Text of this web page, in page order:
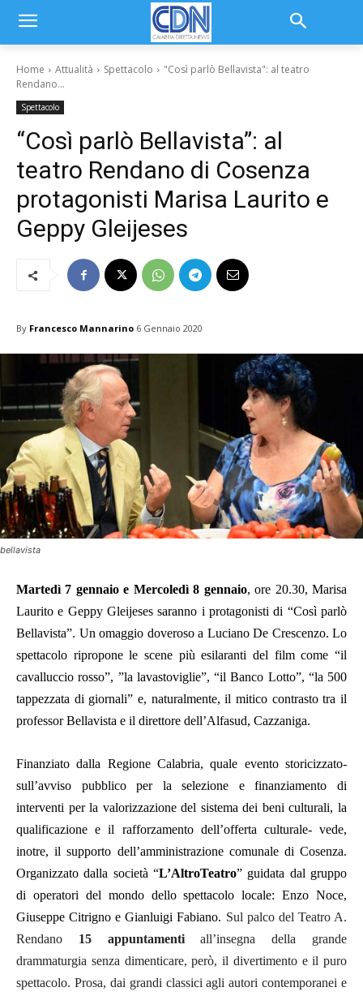
Home Attualità Spettacolo
"Così parlò Bellavista": al teatro
Rendano...
Spettacolo
“Così parlò Bellavista”: al
teatro Rendano di Cosenza
protagonisti Marisa Laurito e
Geppy Gleijeses
By Francesco Mannarino 6 Gennaio 2020
bellavista
Martedì 7 gennaio e Mercoledì 8 gennaio, ore 20.30, Marisa
Laurito e Geppy Gleijeses saranno i protagonisti di “Così parlò
Bellavista”. Un omaggio doveroso a Luciano De Crescenzo. Lo
spettacolo ripropone le scene più esilaranti del film come “il
cavalluccio rosso”, ”la lavastoviglie”, “il Banco Lotto”, “la 500
tappezzata di giornali” e, naturalmente, il mitico contrasto tra il
professor Bellavista e il direttore dell’Alfasud, Cazzaniga.
Finanziato dalla Regione Calabria, quale evento storicizzato-
sull’avviso pubblico per la selezione e finanziamento di
interventi per la valorizzazione del sistema dei beni culturali, la
qualificazione e il rafforzamento dell’offerta culturale- vede,
inotre, il supporto dell’amministrazione comunale di Cosenza.
Organizzato dalla società “L’AltroTeatro” guidata dal gruppo
di operatori del mondo dello spettacolo locale: Enzo Noce,
Giuseppe Citrigno e Gianluigi Fabiano. Sul palco del Teatro A.
Rendano 15 appuntamentiall’insegna della grande
drammaturgia senza dimenticare, però, il divertimento e il puro
spettacolo. Prosa, dai grandi classici agli autori contemporanei e